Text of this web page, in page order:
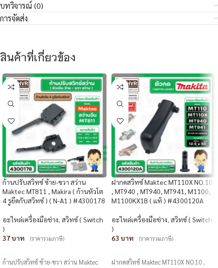
บทวิจารณ์ (0)
การจัดส่ง
สินค้าที่เกี่ยวข้อง
ก้านปรับสวิทซ์ ซ้าย-ขวา สว่าน
Maktec MT811 , Makira ( ก้านหัวโต
4 รูยึดกับสวิทซ์ ) ( N-A1 ) #4300178
อะไหล่เครื่องมือช่าง, สวิทซ์ ( Switch
)
37
(ราคารวมภาษี)
ก้านปรับสวิทซ์ ซ้าย-ขวา สว่าน Maktec
ฝากดสวิทซ์ Maktec MT110X NO.10
, MT940 , MT940, MT941, M1100,
M1100KX1B ( แท้ ) #4300120A
อะไหล่เครื่องมือช่าง, สวิทซ์ ( Switch
)
63
(ราคารวมภาษี)
ฝากดสวิทซ์ Maktec MT110X NO.10 ,